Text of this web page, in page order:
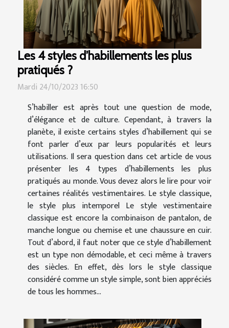
Les 4 styles d’habillements les plus
pratiqués ?
Mardi 24/10/2023 16:50
S’habiller est après tout une question de mode,
d’élégance et de culture. Cependant, à travers la
planète, il existe certains styles d’habillement qui se
font parler d’eux par leurs popularités et leurs
utilisations. Il sera question dans cet article de vous
présenter les 4 types d’habillements les plus
pratiqués au monde. Vous devez alors le lire pour voir
certaines réalités vestimentaires. Le style classique,
le style plus intemporel Le style vestimentaire
classique est encore la combinaison de pantalon, de
manche longue ou chemise et une chaussure en cuir.
Tout d’abord, il faut noter que ce style d’habillement
est un type non démodable, et ceci même à travers
des siècles. En effet, dès lors le style classique
considéré comme un style simple, sont bien appréciés
de tous les hommes...